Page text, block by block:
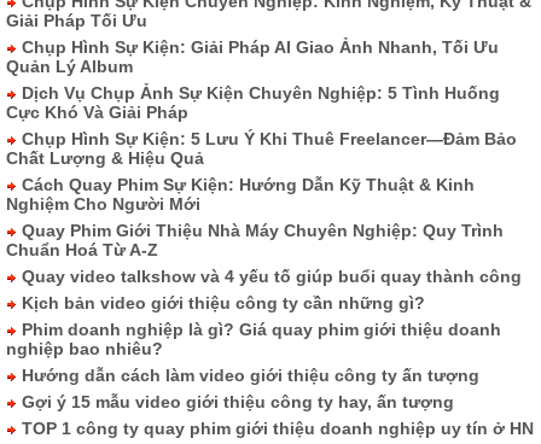
Giải Pháp Tối Ưu
Chụp Hình Sự Kiện: Giải Pháp AI Giao Ảnh Nhanh, Tối Ưu
Quản Lý Album
Dịch Vụ Chụp Ảnh Sự Kiện Chuyên Nghiệp: 5 Tình Huống
Cực Khó Và Giải Pháp
Chụp Hình Sự Kiện: 5 Lưu Ý Khi Thuê Freelancer—Đảm Bảo
Chất Lượng & Hiệu Quả
Cách Quay Phim Sự Kiện: Hướng Dẫn Kỹ Thuật & Kinh
Nghiệm Cho Người Mới
Quay Phim Giới Thiệu Nhà Máy Chuyên Nghiệp: Quy Trình
Chuẩn Hoá Từ A-Z
Quay video talkshow và 4 yếu tố giúp buổi quay thành công
Kịch bản video giới thiệu công ty cần những gì?
Phim doanh nghiệp là gì? Giá quay phim giới thiệu doanh
nghiệp bao nhiêu?
Hướng dẫn cách làm video giới thiệu công ty ấn tượng
Gợi ý 15 mẫu video giới thiệu công ty hay, ấn tượng
TOP 1 công ty quay phim giới thiệu doanh nghiệp uy tín ở HN